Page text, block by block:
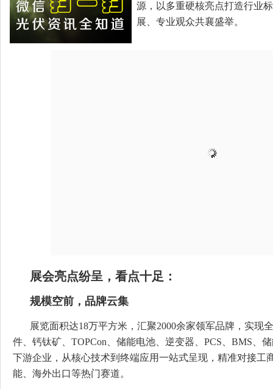
源，以多重硬核亮点打造行业
展、专业观众共襄盛举。
展会亮点纷呈，看点十足：
规模空前，品牌云集
展览面积达18万平方米，汇聚2000余家领军品牌，实现
件、钙钛矿、TOPCon、储能电池、逆变器、PCS、BMS、
下游企业，从核心技术到终端应用一站式呈现，精准对接工
能、海外出口等热门赛道。